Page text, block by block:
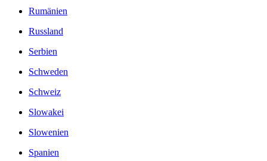
Rumänien
Russland
Serbien
Schweden
Schweiz
Slowakei
Slowenien
Spanien